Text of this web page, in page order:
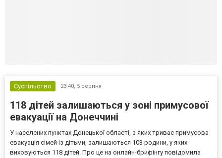
Суспільство 23:40, 5 серпня
118 дітей залишаються у зоні примусової
евакуації на Донеччині
У населених пунктах Донецької області, з яких триває примусова
евакуація сімей із дітьми, залишаються 103 родини, у яких
виховуються 118 дітей. Про це на онлайн-брифінгу повідомила